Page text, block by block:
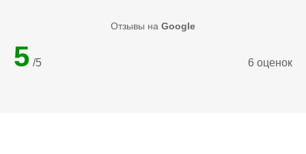
Отзывы на Google
5 /5 6 оценок